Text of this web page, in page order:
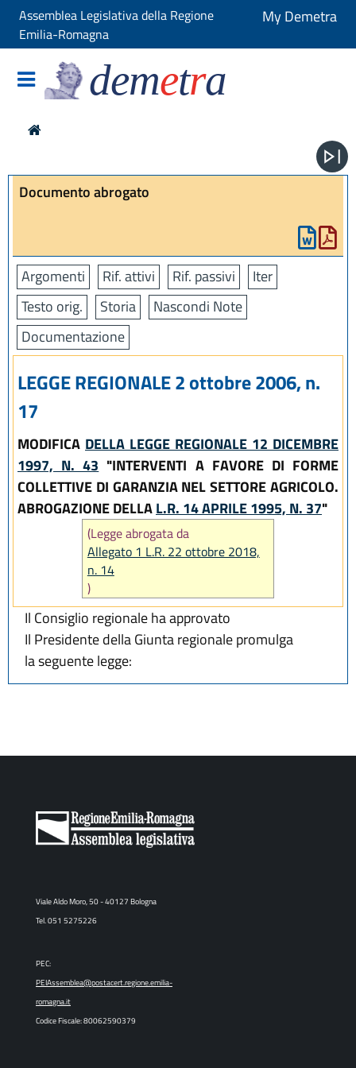
Assemblea Legislativa della Regione
Emilia-Romagna
My Demetra
demetra
Documento abrogato
Argomenti Rif. attivi Rif. passivi
Iter
Testo orig.
Storia
Nascondi Note
Documentazione
LEGGE REGIONALE 2 ottobre 2006, n.
17
MODIFICA DELLA LEGGE REGIONALE 12 DICEMBRE
1997, N. 43 "INTERVENTI A FAVORE DI FORME
COLLETTIVE DI GARANZIA NEL SETTORE AGRICOLO.
ABROGAZIONE DELLAL.R. 14 APRILE 1995, N. 37"
(Legge abrogata da
Allegato 1 L.R. 22 ottobre 2018,
n. 14
)
Il Consiglio regionale ha approvato
Il Presidente della Giunta regionale promulga
la seguente legge:
Viale Aldo Moro, 50 - 40127 Bologna
Tel. 051 5275226
PEC:
PEIAssemblea@postacert.regione.emilia-
romagna.it
Codice Fiscale: 80062590379